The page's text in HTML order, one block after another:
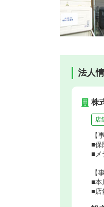
法人
株
店
【
■保
■メ
【
■本
■店